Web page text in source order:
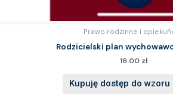
Prawo rodzinne i
Rodzicielski plan
16.00 zł
Kupuję dostęp do wzoru